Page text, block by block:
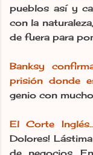
pueblos así y
con la
de fuera para
Banksy
prisión donde
genio con
El Corte
Dolores!
de negocios.